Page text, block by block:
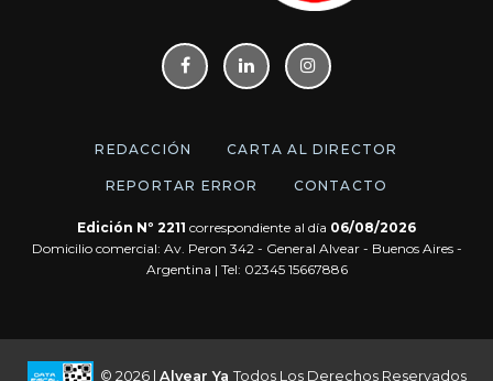
REDACCIÓN CARTA AL DIRECTOR
REPORTAR ERROR CONTACTO
Edición Nº 2211 correspondiente al día 06/08/2026
Domicilio comercial: Av. Peron 342 - General Alvear - Buenos Aires -
Argentina | Tel: 02345 15667886
© 2026 | Alvear Ya Todos Los Derechos Reservados